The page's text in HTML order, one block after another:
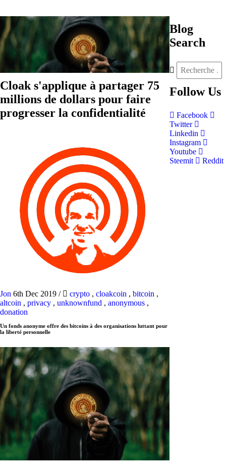
Cloak s'applique à partager 75
millions de dollars pour faire
progresser la confidentialité
Jon 6th Dec 2019 / crypto , cloakcoin , bitcoin ,
altcoin , privacy , unknownfund , anonymous ,
donation
Un fonds anonyme offre des bitcoins à des organisations luttant pour
la liberté personnelle
Blog
Search
Follow Us
Facebook
Twitter
Linkedin
Instagram
Youtube
Steemit
Reddit